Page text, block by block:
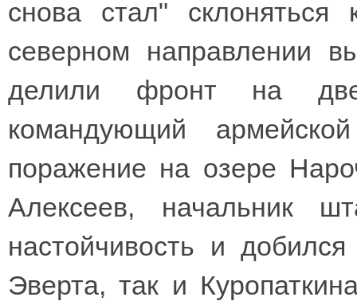
снова стал"
северном направлении
делили фронт на две
командующий
поражение на озере
Алексеев, начальник
настойчивость и добился
Эверта, так и